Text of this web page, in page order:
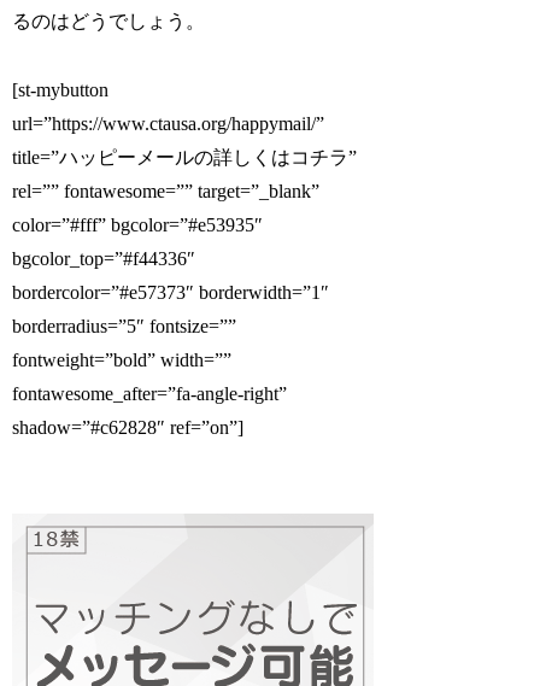
るのはどうでしょう。
[st-mybutton
url=”https://www.ctausa.org/happymail/”
title=”ハッピーメールの詳しくはコチラ”
rel=”” fontawesome=”” target=”_blank”
color=”#fff” bgcolor=”#e53935″
bgcolor_top=”#f44336″
bordercolor=”#e57373″ borderwidth=”1″
borderradius=”5″ fontsize=””
fontweight=”bold” width=””
fontawesome_after=”fa-angle-right”
shadow=”#c62828″ ref=”on”]